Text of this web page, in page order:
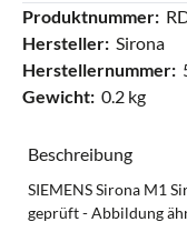
Produktnummer:
Hersteller: Sirona
Herstellernummer:
Gewicht: 0.2 kg
Beschreibung
SIEMENS Sirona M1
geprüft - Abbildung